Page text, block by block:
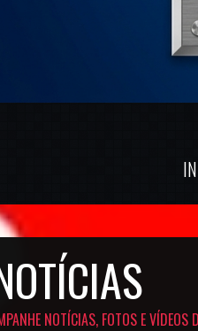
NOTÍCIAS, FOTOS E VÍDEOS